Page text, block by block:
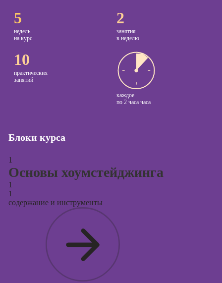
сайтов на Tilda
5
недель
на курс
2
занятия
в неделю
10
практических
занятий
каждое
по 2 часа часа
Блоки курса
1
Основы хоумстейджинга
1
1
содержание и инструменты